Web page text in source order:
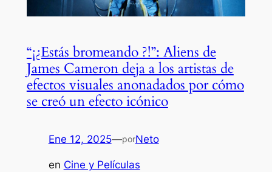
“¡¿Estás bromeando ?!”: Aliens de
James Cameron deja a los artistas de
efectos visuales anonadados por cómo
se creó un efecto icónico
Ene 12, 2025—porNeto
en Cine y Películas